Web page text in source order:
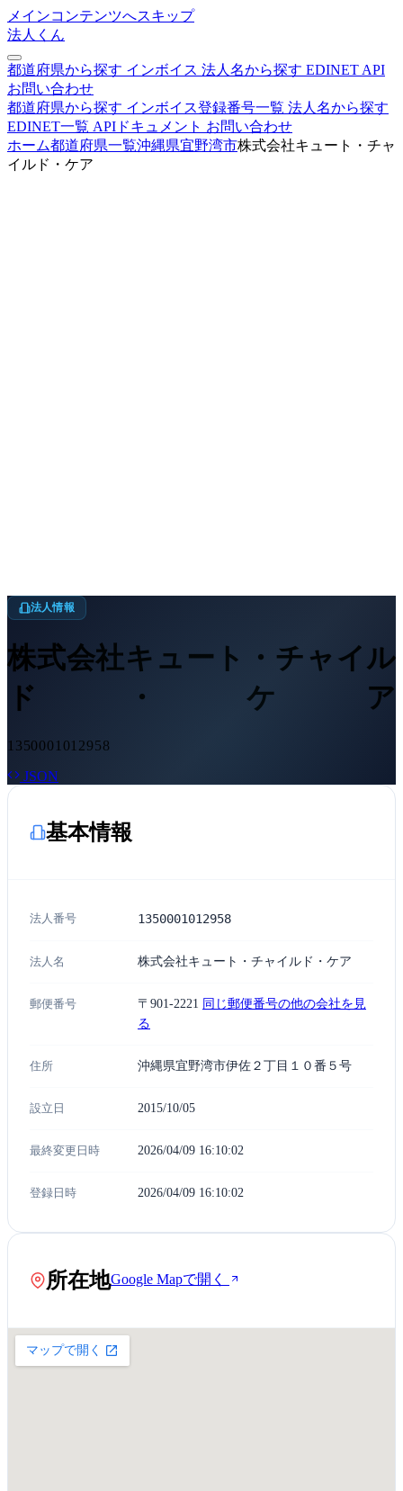
メインコンテンツへスキップ
法人くん
都道府県から探す インボイス 法人名から探す EDINET API
お問い合わせ
都道府県から探す インボイス登録番号一覧 法人名から探す
EDINET一覧 APIドキュメント お問い合わせ
ホーム都道府県一覧沖縄県宜野湾市株式会社キュート・チャ
イルド・ケア
法人情報
株式会社キュート・チャイル
ド・ケア
1350001012958
JSON
基本情報
法人番号 1350001012958
法人名 株式会社キュート・チャイルド・ケア
郵便番号 〒901-2221 同じ郵便番号の他の会社を見
る
住所 沖縄県宜野湾市伊佐２丁目１０番５号
設立日 2015/10/05
最終変更日時 2026/04/09 16:10:02
登録日時 2026/04/09 16:10:02
所在地Google Mapで開く